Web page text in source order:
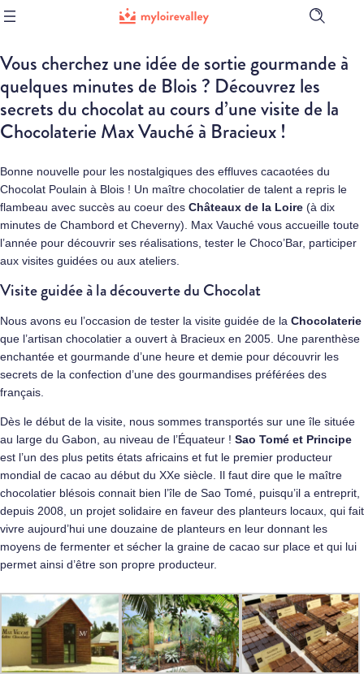
Ouvrir
de
Vous cherchez une idée de sortie gourmande à
quelques minutes de Blois ? Découvrez les
secrets du chocolat au cours d’une visite de la
Chocolaterie Max Vauché à Bracieux !
Bonne nouvelle pour les nostalgiques des effluves cacaotées du
Chocolat Poulain à Blois ! Un maître chocolatier de talent a repris le
flambeau avec succès au coeur des Châteaux de la Loire (à dix
minutes de Chambord et Cheverny). Max Vauché vous accueille toute
l’année pour découvrir ses réalisations, tester le Choco’Bar, participer
aux visites guidées ou aux ateliers.
Visite guidée à la découverte du Chocolat
Nous avons eu l’occasion de tester la visite guidée de la Chocolaterie
que l’artisan chocolatier a ouvert à Bracieux en 2005. Une parenthèse
enchantée et gourmande d’une heure et demie pour découvrir les
secrets de la confection d’une des gourmandises préférées des
français.
Dès le début de la visite, nous sommes transportés sur une île située
au large du Gabon, au niveau de l’Équateur ! Sao Tomé et Principe
est l’un des plus petits états africains et fut le premier producteur
mondial de cacao au début du XXe siècle. Il faut dire que le maître
chocolatier blésois connait bien l’île de Sao Tomé, puisqu’il a entreprit,
depuis 2008, un projet solidaire en faveur des planteurs locaux, qui fait
vivre aujourd’hui une douzaine de planteurs en leur donnant les
moyens de fermenter et sécher la graine de cacao sur place et qui lui
permet ainsi d’être son propre producteur.